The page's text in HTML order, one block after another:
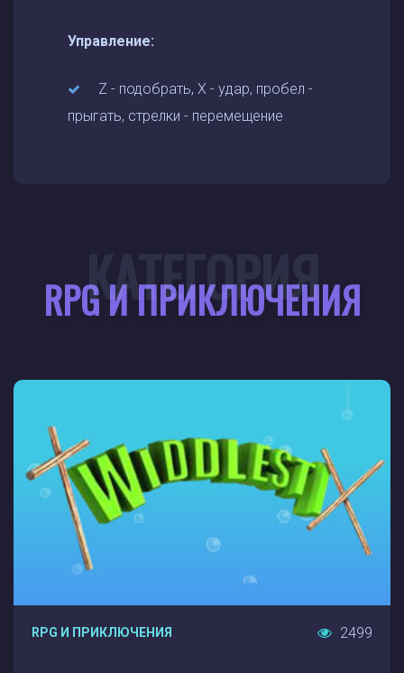
Управление:
Z - подобрать, X - удар, пробел -
прыгать, стрелки - перемещение
RPG И ПРИКЛЮЧЕНИЯ
КАТЕГОРИЯ
RPG И ПРИКЛЮЧЕНИЯ 2499